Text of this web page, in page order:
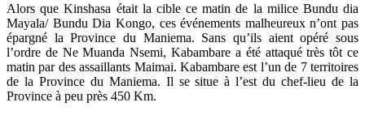
Alors que Kinshasa était la cible ce matin de la milice Bundu dia
Mayala/ Bundu Dia Kongo, ces événements malheureux n’ont pas
épargné la Province du Maniema. Sans qu’ils aient opéré sous
l’ordre de Ne Muanda Nsemi, Kabambare a été attaqué très tôt ce
matin par des assaillants Maimai. Kabambare est l’un de 7 territoires
de la Province du Maniema. Il se situe à l’est du chef-lieu de la
Province à peu près 450 Km.